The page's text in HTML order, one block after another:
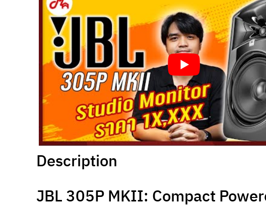
Description
JBL 305P MKII: Compact